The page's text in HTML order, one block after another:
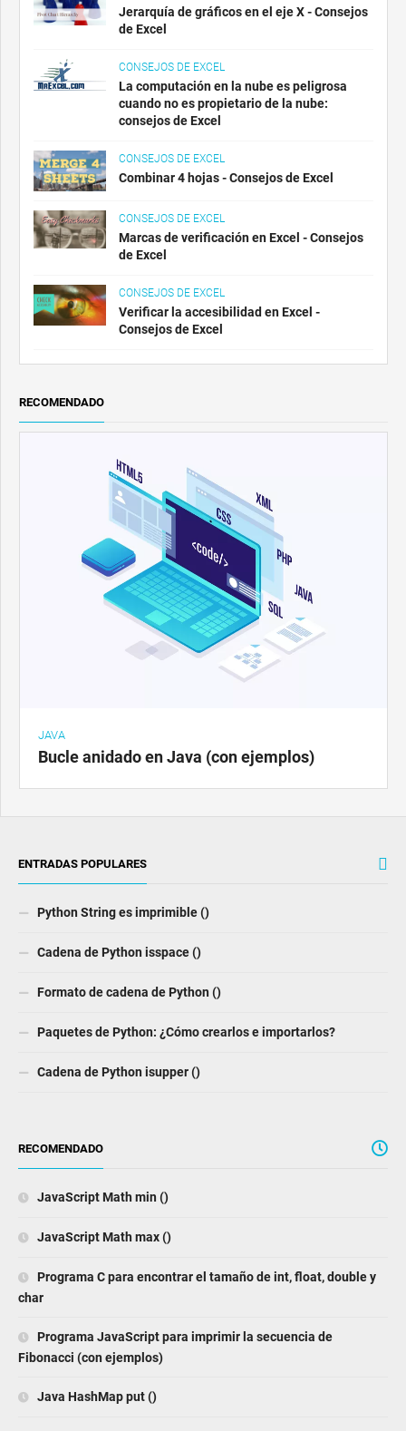
Jerarquía de gráficos en el eje X - Consejos
de Excel
CONSEJOS DE EXCEL
La computación en la nube es peligrosa
cuando no es propietario de la nube:
consejos de Excel
CONSEJOS DE EXCEL
Combinar 4 hojas - Consejos de Excel
CONSEJOS DE EXCEL
Marcas de verificación en Excel - Consejos
de Excel
CONSEJOS DE EXCEL
Verificar la accesibilidad en Excel -
Consejos de Excel
RECOMENDADO
JAVA
Bucle anidado en Java (con ejemplos)
ENTRADAS POPULARES
Python String es imprimible ()
Cadena de Python isspace ()
Formato de cadena de Python ()
Paquetes de Python: ¿Cómo crearlos e importarlos?
Cadena de Python isupper ()
RECOMENDADO
JavaScript Math min ()
JavaScript Math max ()
Programa C para encontrar el tamaño de int, float, double y
char
Programa JavaScript para imprimir la secuencia de
Fibonacci (con ejemplos)
Java HashMap put ()